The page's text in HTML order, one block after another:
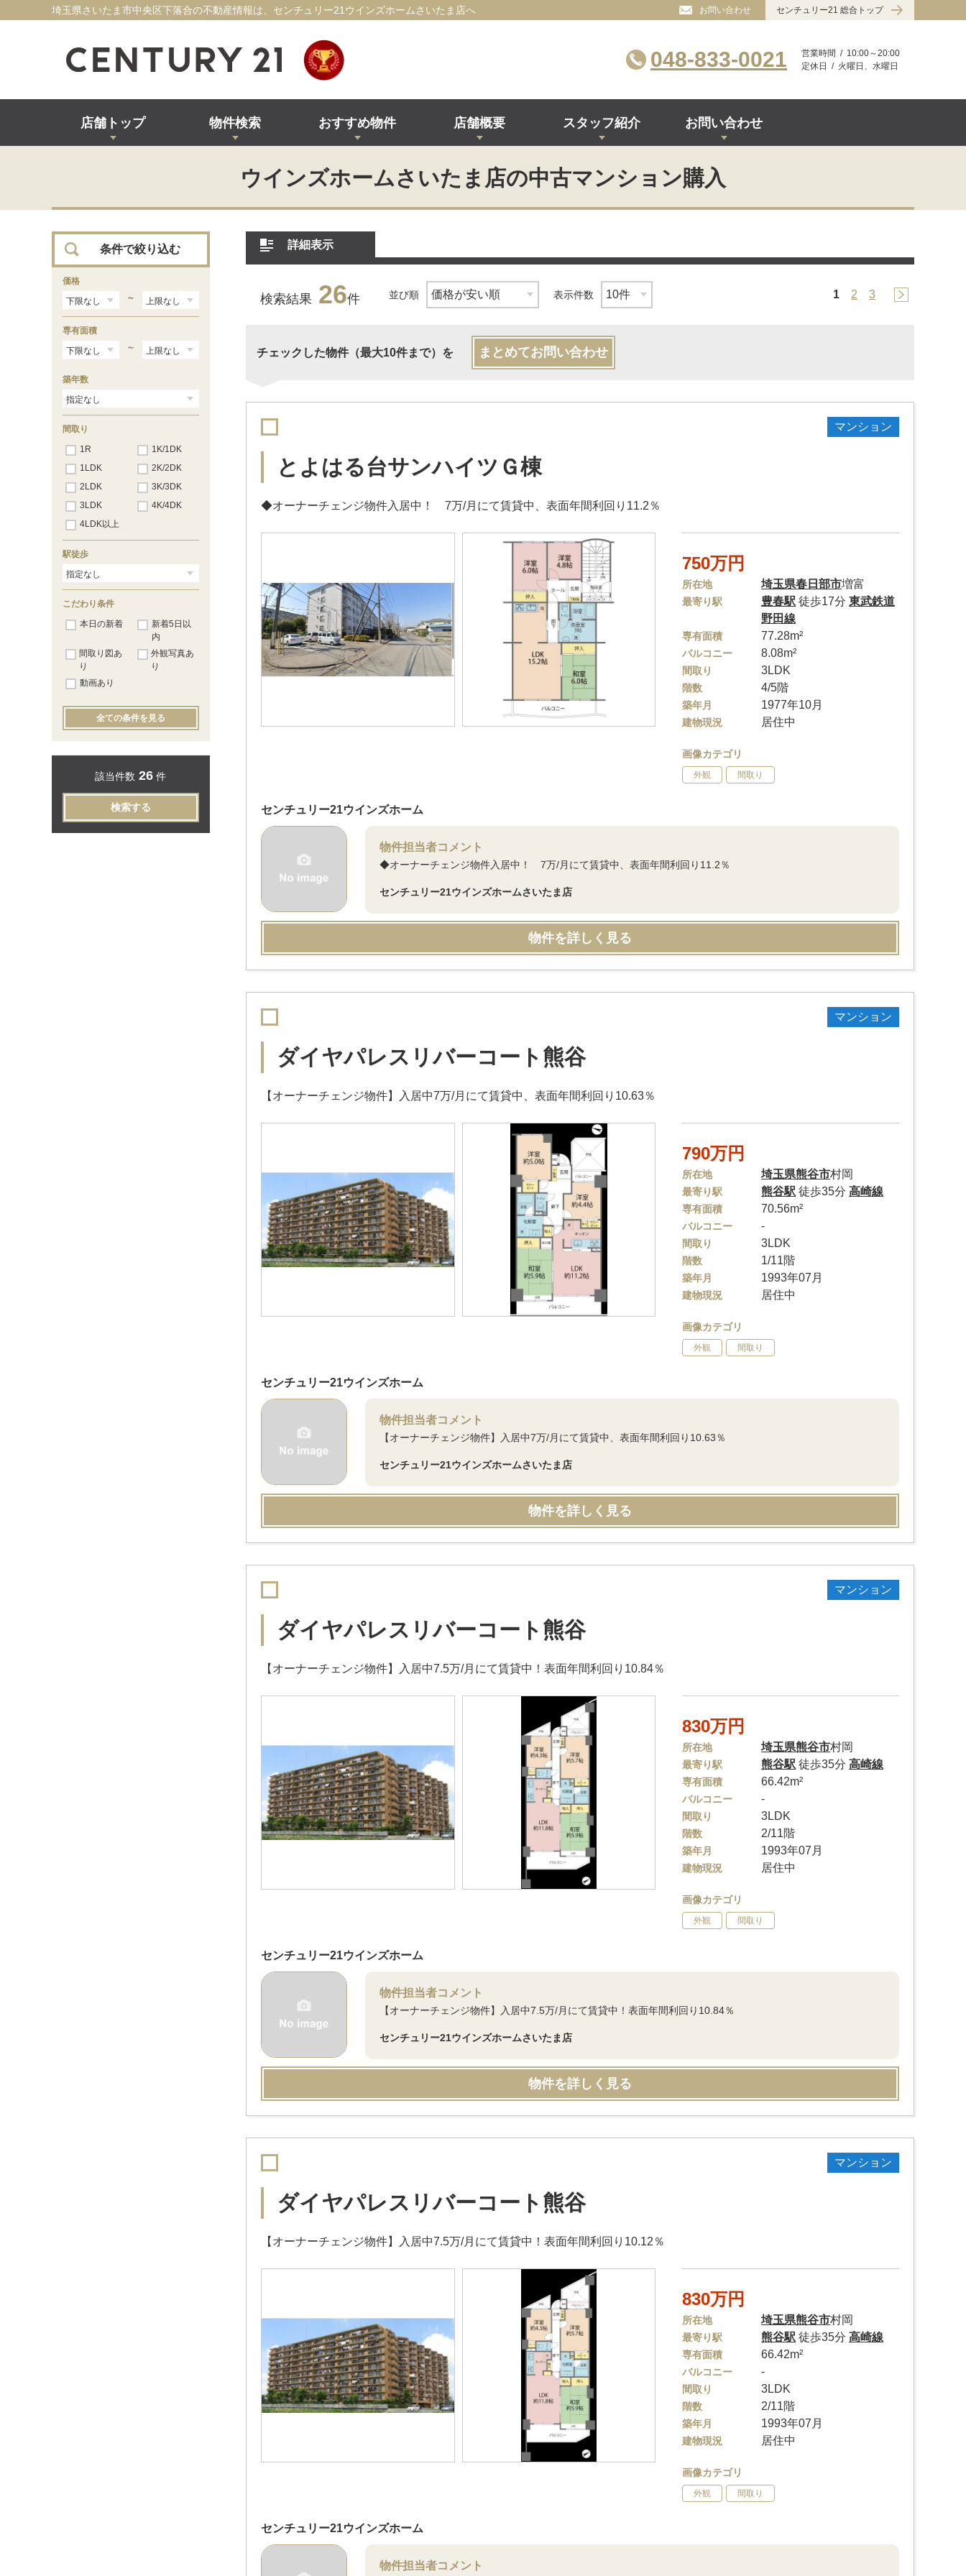
埼玉県さいたま市中央区下落合の不動産情報は、センチュリー21ウインズホームさいたま店へ お問い合わせ センチュリー21 総合トップ
048-833-0021 営業時間
10:00～20:00
定休日
火曜日、水曜日
店舗トップ 物件検索 おすすめ物件 店舗概要 スタッフ紹介 お問い合わせ
ウインズホームさいたま店の中古マンション購入
詳細表示
検索結果 26件 並び順 表示件数 1 2 3
チェックした物件（最大10件まで）を まとめてお問い合わせ
マンション
とよはる台サンハイツＧ棟
◆オーナーチェンジ物件入居中！ 7万/月にて賃貸中、表面年間利回り11.2％
750万円
所在地 埼玉県春日部市増富
最寄り駅 豊春駅 徒歩17分東武鉄道
野田線
専有面積 77.28m²
バルコニー 8.08m²
間取り 3LDK
階数 4/5階
築年月 1977年10月
建物現況 居住中
画像カテゴリ
外観 間取り
センチュリー21ウインズホーム
物件担当者コメント
◆オーナーチェンジ物件入居中！ 7万/月にて賃貸中、表面年間利回り11.2％
センチュリー21ウインズホームさいたま店
物件を詳しく見る
マンション
ダイヤパレスリバーコート熊谷
【オーナーチェンジ物件】入居中7万/月にて賃貸中、表面年間利回り10.63％
790万円
所在地 埼玉県熊谷市村岡
最寄り駅 熊谷駅 徒歩35分高崎線
専有面積 70.56m²
バルコニー -
間取り 3LDK
階数 1/11階
築年月 1993年07月
建物現況 居住中
画像カテゴリ
外観 間取り
センチュリー21ウインズホーム
物件担当者コメント
【オーナーチェンジ物件】入居中7万/月にて賃貸中、表面年間利回り10.63％
センチュリー21ウインズホームさいたま店
物件を詳しく見る
マンション
ダイヤパレスリバーコート熊谷
【オーナーチェンジ物件】入居中7.5万/月にて賃貸中！表面年間利回り10.84％
830万円
所在地 埼玉県熊谷市村岡
最寄り駅 熊谷駅 徒歩35分高崎線
専有面積 66.42m²
バルコニー -
間取り 3LDK
階数 2/11階
築年月 1993年07月
建物現況 居住中
画像カテゴリ
外観 間取り
センチュリー21ウインズホーム
物件担当者コメント
【オーナーチェンジ物件】入居中7.5万/月にて賃貸中！表面年間利回り10.84％
センチュリー21ウインズホームさいたま店
物件を詳しく見る
マンション
ダイヤパレスリバーコート熊谷
【オーナーチェンジ物件】入居中7.5万/月にて賃貸中！表面年間利回り10.12％
830万円
所在地 埼玉県熊谷市村岡
最寄り駅 熊谷駅 徒歩35分高崎線
専有面積 66.42m²
バルコニー -
間取り 3LDK
階数 2/11階
築年月 1993年07月
建物現況 居住中
画像カテゴリ
外観 間取り
センチュリー21ウインズホーム
物件担当者コメント
条件で絞り込む
価格
～
専有面積
～
築年数
間取り
1R
1K/1DK
1LDK
2K/2DK
2LDK
3K/3DK
3LDK
4K/4DK
4LDK以上
駅徒歩
こだわり条件
本日の新着
新着5日以
内
間取り図あ
り
外観写真あ
り
動画あり
全ての条件を見る
該当件数 26 件
検索する